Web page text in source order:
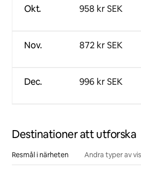
Okt.
Nov.
Dec.
958 kr SEK
872 kr SEK
996 kr SEK
Destinationer att utforska
Resmål i närheten Andra typer av